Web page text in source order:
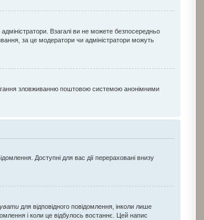
Взагалі ви не можете безпосередньо
за це модератори чи адміністратори можуть
зловживанню поштовою системою анонімними
Доступні для вас дії перераховані внизу
для відповідного повідомлення, інколи лише
і коли це відбулось востаннє. Цей напис